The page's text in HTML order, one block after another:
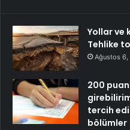
Yollar ve
Tehlike
Ağustos 6,
200
tercih
bölümler